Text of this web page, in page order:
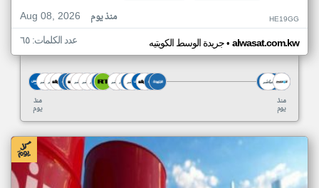
Aug 08, 2026
منذ يوم HE19GG
جريدة الوسط الكويتيه• alwasat.com.kw عدد الكلمات: ٦٥
منذ
يوم
منذ
يوم